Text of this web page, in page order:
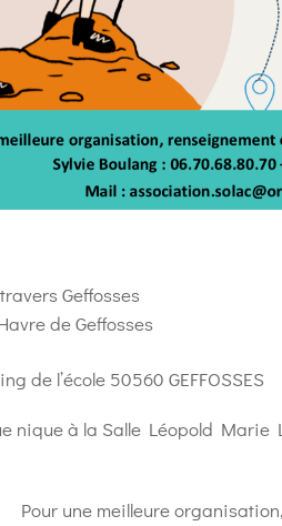
Geffosses
de Geffosses
de l’école 50560 GEFFOSSES
nique à la Salle Léopold Marie
Pour une meilleure